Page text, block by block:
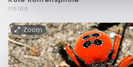
f16166
Zoom